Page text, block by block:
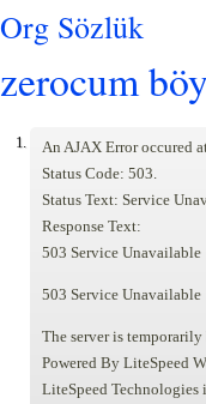
Org Sözlük
zerocum
1. An AJAX Error occured
Status Code: 503.
Status Text: Service
Response Text:
503 Service Unavailable
503 Service Unavailable
The server is
Powered By LiteSpeed
LiteSpeed Technologies